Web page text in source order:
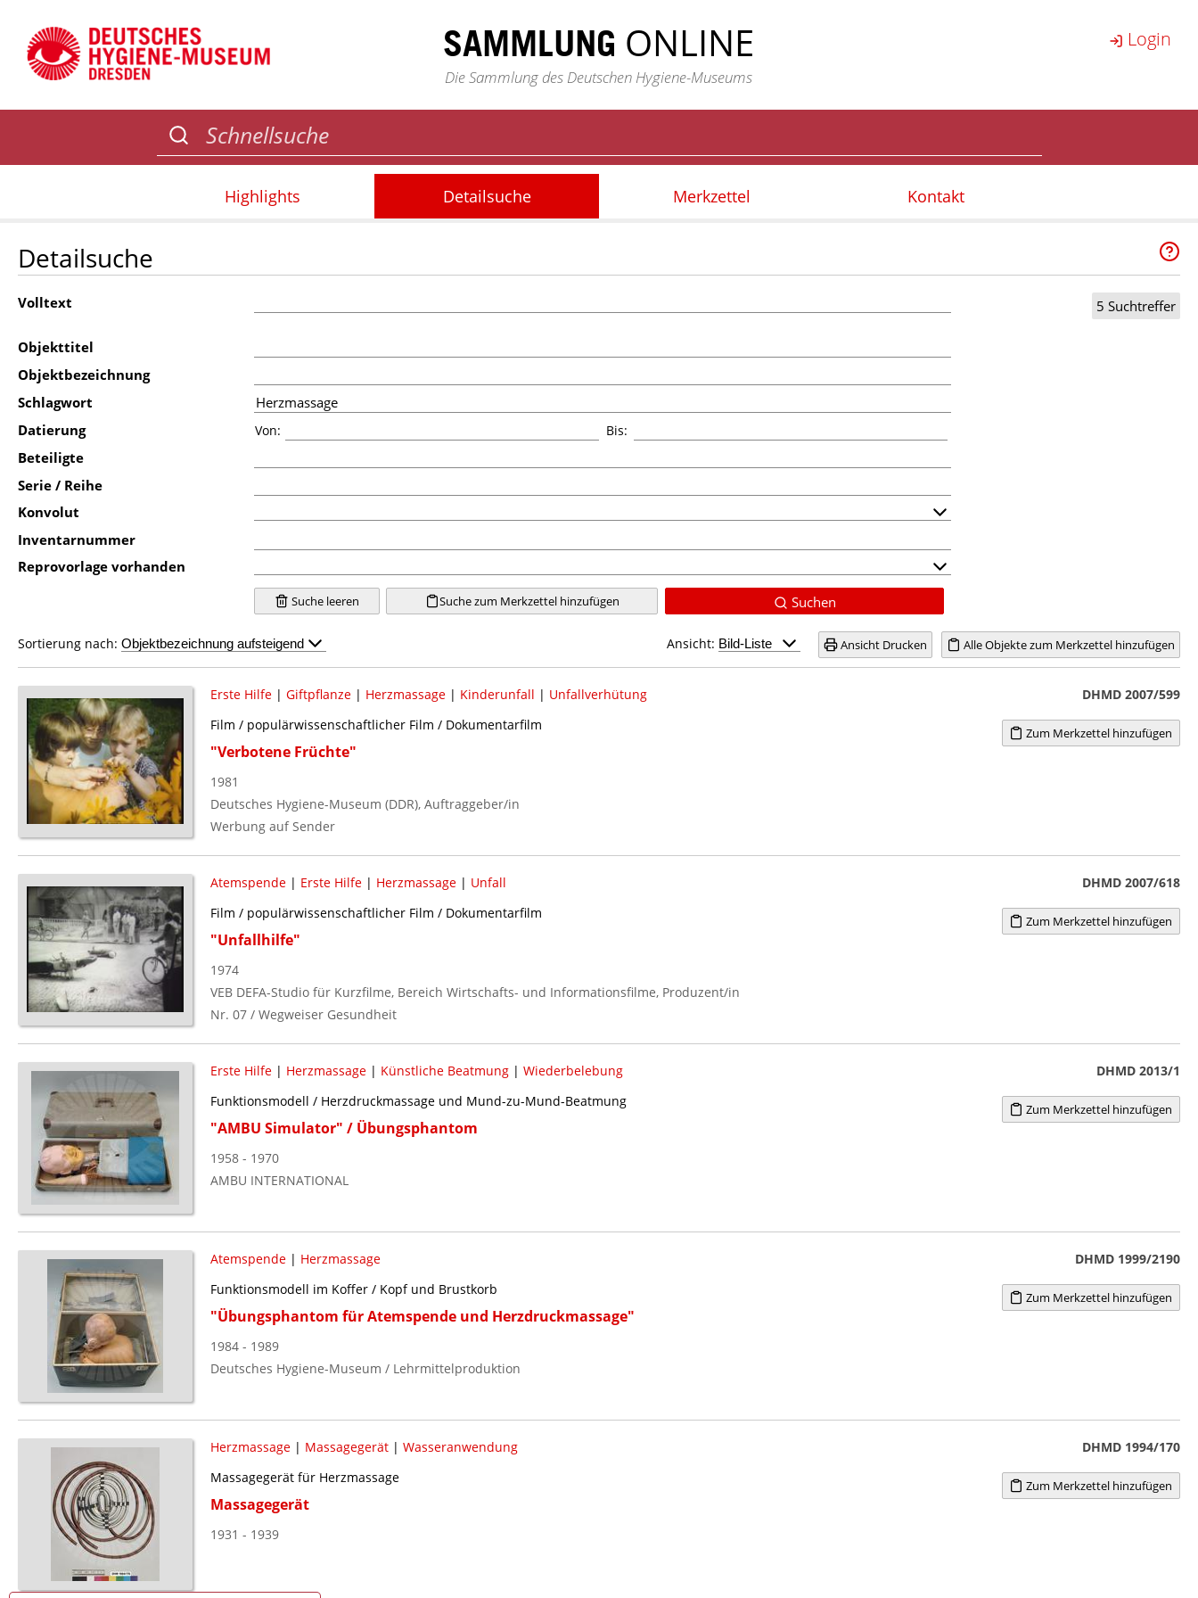
SAMMLUNG ONLINE
Die Sammlung des Deutschen Hygiene-Museums
Login
Highlights Detailsuche Merkzettel Kontakt
Detailsuche
5 Suchtreffer
Volltext
Objekttitel
Objektbezeichnung
Schlagwort
Datierung
Von: Bis:
Beteiligte
Serie / Reihe
Konvolut
Inventarnummer
Reprovorlage vorhanden
Suche leeren Suche zum Merkzettel hinzufügen Suchen
Alle Objekte zum Merkzettel hinzufügen
Ansicht Drucken
Ansicht:
Sortierung nach:
Erste Hilfe| Giftpflanze| Herzmassage| Kinderunfall | Unfallverhütung
Film / populärwissenschaftlicher Film / Dokumentarfilm
"Verbotene Früchte"
1981
Deutsches Hygiene-Museum (DDR), Auftraggeber/in
Werbung auf Sender
DHMD 2007/599
Zum Merkzettel hinzufügen
Atemspende| Erste Hilfe| Herzmassage| Unfall
Film / populärwissenschaftlicher Film / Dokumentarfilm
"Unfallhilfe"
1974
VEB DEFA-Studio für Kurzfilme, Bereich Wirtschafts- und Informationsfilme, Produzent/in
Nr. 07 / Wegweiser Gesundheit
DHMD 2007/618
Zum Merkzettel hinzufügen
Erste Hilfe| Herzmassage| Künstliche Beatmung| Wiederbelebung
Funktionsmodell / Herzdruckmassage und Mund-zu-Mund-Beatmung
"AMBU Simulator" / Übungsphantom
1958 - 1970
AMBU INTERNATIONAL
DHMD 2013/1
Zum Merkzettel hinzufügen
Atemspende| Herzmassage
Funktionsmodell im Koffer / Kopf und Brustkorb
"Übungsphantom für Atemspende und Herzdruckmassage"
1984 - 1989
Deutsches Hygiene-Museum / Lehrmittelproduktion
DHMD 1999/2190
Zum Merkzettel hinzufügen
Herzmassage| Massagegerät| Wasseranwendung
Massagegerät für Herzmassage
Massagegerät
1931 - 1939
DHMD 1994/170
Zum Merkzettel hinzufügen